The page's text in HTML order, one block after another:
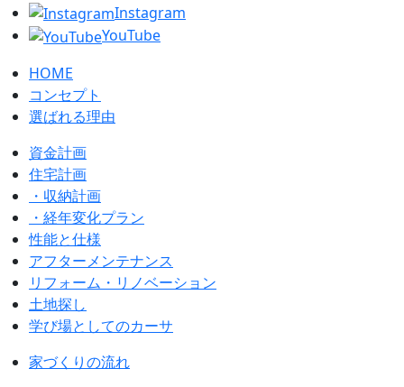
Instagram
YouTube
HOME
コンセプト
選ばれる理由
資金計画
住宅計画
・収納計画
・経年変化プラン
性能と仕様
アフターメンテナンス
リフォーム・リノベーション
土地探し
学び場としてのカーサ
家づくりの流れ